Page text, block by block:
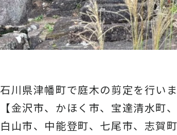
石川県津幡町で庭木の剪定を行いま
【金沢市、かほく市、宝達清水町
白山市、中能登町、七尾市、志賀